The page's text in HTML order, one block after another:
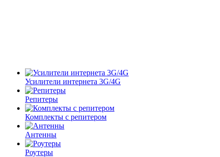
Усилители интернета 3G/4G
Репитеры
Комплекты с репитером
Антенны
Роутеры